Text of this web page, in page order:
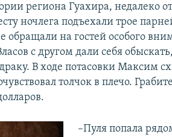
региона Гуахира, недалеко
ночлега подъехали трое
обращали на гостей особого
с другом дали себя
В ходе потасовки Максим
толчок в плечо.
–Пуля попала